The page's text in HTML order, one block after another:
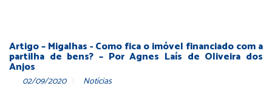
Artigo – Migalhas - Como fica o imóvel financiado com a
partilha de bens? – Por Agnes Laís de Oliveira dos
Anjos
02/09/2020 Notícias